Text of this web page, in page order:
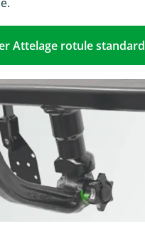
Attelage rotule standard